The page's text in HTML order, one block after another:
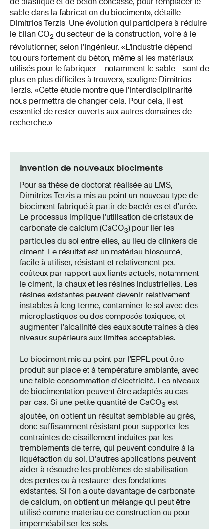
sable dans la fabrication du biociment», détaille
Dimitrios Terzis. Une évolution qui participera à réduire
le bilan CO2 du secteur de la construction, voire à le
révolutionner, selon l’ingénieur. «L'industrie dépend
toujours fortement du béton, même si les matériaux
utilisés pour le fabriquer – notamment le sable – sont de
plus en plus difficiles à trouver», souligne Dimitrios
Terzis. «Cette étude montre que l’interdisciplinarité
nous permettra de changer cela. Pour cela, il est
essentiel de rester ouverts aux autres domaines de
recherche.»
Invention de nouveaux biociments
Pour sa thèse de doctorat réalisée au LMS,
Dimitrios Terzis a mis au point un nouveau type de
biociment fabriqué à partir de bactéries et d'urée.
Le processus implique l'utilisation de cristaux de
carbonate de calcium (CaCO3) pour lier les
particules du sol entre elles, au lieu de clinkers de
ciment. Le résultat est un matériau biosourcé,
facile à utiliser, résistant et relativement peu
coûteux par rapport aux liants actuels, notamment
le ciment, la chaux et les résines industrielles. Les
résines existantes peuvent devenir relativement
instables à long terme, contaminer le sol avec des
microplastiques ou des composés toxiques, et
augmenter l'alcalinité des eaux souterraines à des
niveaux supérieurs aux limites acceptables.
Le biociment mis au point par l'EPFL peut être
produit sur place et à température ambiante, avec
une faible consommation d'électricité. Les niveaux
de biocimentation peuvent être adaptés au cas
par cas. Si une petite quantité de CaCO3 est
ajoutée, on obtient un résultat semblable au grès,
donc suffisamment résistant pour supporter les
contraintes de cisaillement induites par les
tremblements de terre, qui peuvent conduire à la
liquéfaction du sol. D'autres applications peuvent
aider à résoudre les problèmes de stabilisation
des pentes ou à restaurer des fondations
existantes. Si l'on ajoute davantage de carbonate
de calcium, on obtient un mélange qui peut être
utilisé comme matériau de construction ou pour
imperméabiliser les sols.